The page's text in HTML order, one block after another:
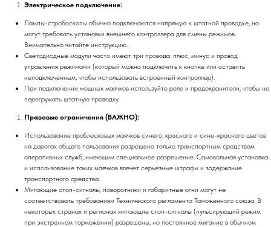
Электрическое подключение:
Лампы-стробоскопы обычно подключаются напрямую к штатной проводке, но
могут требовать установки внешнего контроллера для смены режимов.
Внимательно читайте инструкцию.
Светодиодные модули часто имеют три провода: плюс, минус и провод
управления режимами (который можно подключить к кнопке или оставить
неподключенным, чтобы использовать встроенный контроллер).
При подключении мощных маячков используйте реле и предохранители, чтобы не
перегружать штатную проводку.
Правовые ограничения (ВАЖНО):
Использование проблесковых маячков синего, красного и сине-красного цветов
на дорогах общего пользования разрешено только транспортным средствам
оперативных служб, имеющим специальное разрешение. Самовольная установка
и использование таких маячков влечет серьезные штрафы и задержание
транспортного средства.
Мигающие стоп-сигналы, поворотники и габаритные огни могут не
соответствовать требованиям Технического регламента Таможенного союза. В
некоторых странах и регионах мигающие стоп-сигналы (пульсирующий режим
при экстренном торможении) разрешены, но постоянное мигание в обычном